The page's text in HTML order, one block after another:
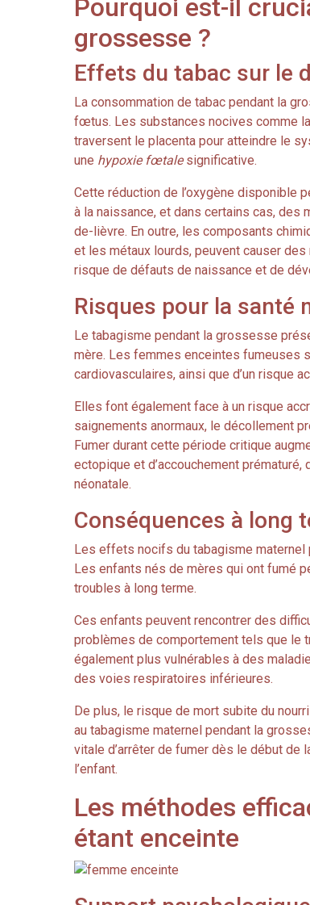
Pourquoi est-il
grossesse ?
Effets du tabac sur le
La consommation de tabac pendant la
fœtus. Les substances nocives comme
traversent le placenta pour atteindre le
une hypoxie fœtalesignificative.
Cette réduction de l’oxygène disponible
à la naissance, et dans certains cas,
de-lièvre. En outre, les composants
et les métaux lourds, peuvent causer
risque de défauts de naissance et de
Risques pour la santé
Le tabagisme pendant la grossesse
mère. Les femmes enceintes
cardiovasculaires, ainsi que d’un risque
Elles font également face à un risque
saignements anormaux, le décollement
Fumer durant cette période critique
ectopique et d’accouchement
néonatale.
Conséquences à long
Les effets nocifs du tabagisme
Les enfants nés de mères qui ont fumé
troubles à long terme.
Ces enfants peuvent rencontrer des
problèmes de comportement tels que le
également plus vulnérables à des
des voies respiratoires inférieures.
De plus, le risque de mort subite du
au tabagisme maternel pendant la
vitale d’arrêter de fumer dès le début
l’enfant.
Les méthodes
étant enceinte